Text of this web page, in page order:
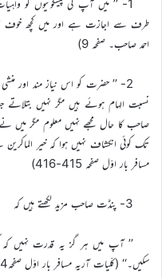
1- ’’ میں آپ کی پیشگوئیوں کو
طرف سے اجازت ہے اور میں کچھ خوف
احمد صاحب۔ صفحہ 9)
2- ’’ حضرت کو اس نیاز مند اور
نسبت الہام ہوئے ہیں مگر نہیں
صاحب کا حال مجھے نہیں معلوم مگر میں
تک کوئی انکشاف نہیں ہوا کہ خیر
مسافر بار اوّل صفحہ 415-416)
3- پنڈت صاحب مزید لکھتے ہیں کہ
’’ آپ میں ہر گز یہ قدرت نہیں
سکیں۔‘‘ (کلّیات آریہ مسافر بار اوّل صفحہ494)